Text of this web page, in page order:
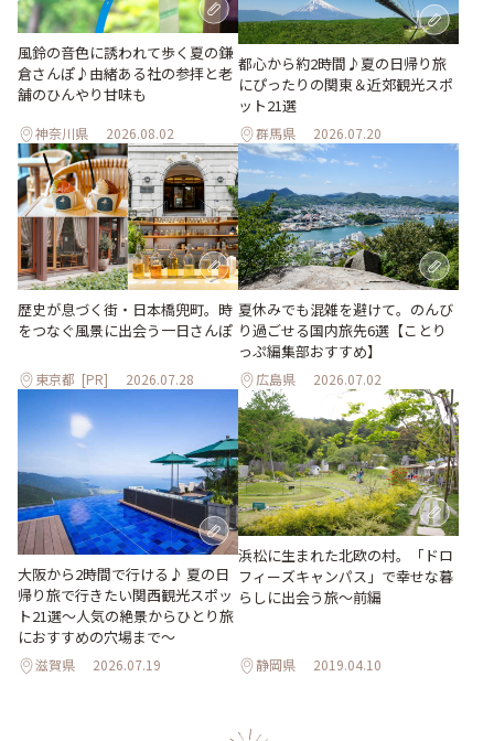
風鈴の音色に誘われて歩く夏の鎌
倉さんぽ♪由緒ある社の参拝と老
舗のひんやり甘味も
神奈川県 2026.08.02
都心から約2時間♪夏の日帰り旅
にぴったりの関東＆近郊観光スポ
ット21選
群馬県 2026.07.20
歴史が息づく街・日本橋兜町。時
をつなぐ風景に出会う一日さんぽ
東京都 [PR] 2026.07.28
夏休みでも混雑を避けて。のんび
り過ごせる国内旅先6選【ことり
っぷ編集部おすすめ】
広島県 2026.07.02
大阪から2時間で行ける♪ 夏の日
帰り旅で行きたい関西観光スポッ
ト21選～人気の絶景からひとり旅
におすすめの穴場まで～
滋賀県 2026.07.19
浜松に生まれた北欧の村。「ドロ
フィーズキャンパス」で幸せな暮
らしに出会う旅～前編
静岡県 2019.04.10